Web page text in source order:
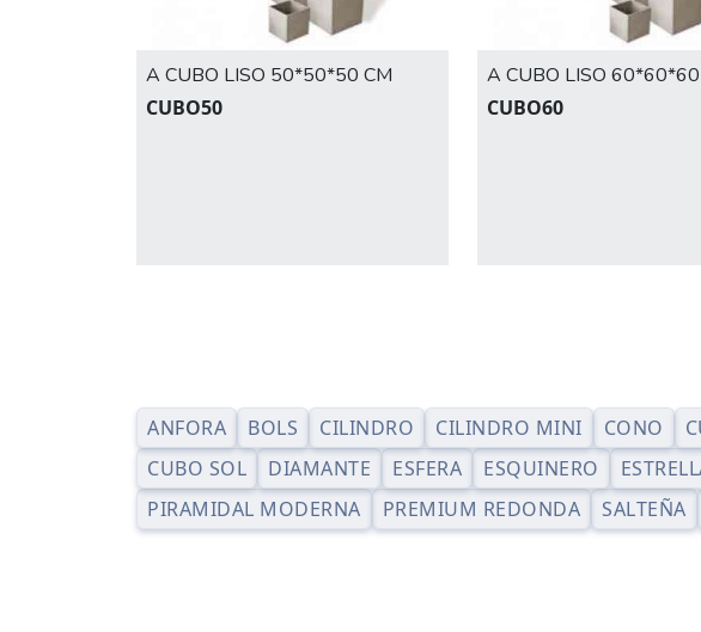
A CUBO LISO 50*50*50 CM
CUBO50
A CUBO LISO
CUBO60
ANFORA BOLS CILINDRO CILINDRO MINI CONO
CUBO SOL
DIAMANTE ESFERA ESQUINERO
PIRAMIDAL MODERNA
PREMIUM REDONDA SALTEÑA